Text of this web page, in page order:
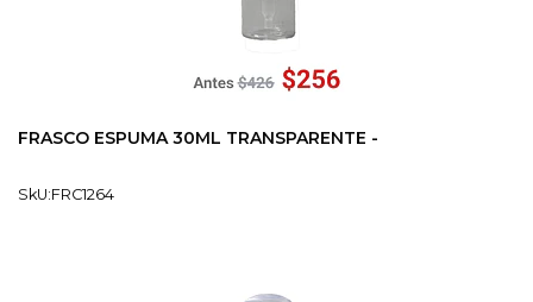
FRASCO ESPUMA 30ML TRANSPARENTE -
SkU:FRC1264